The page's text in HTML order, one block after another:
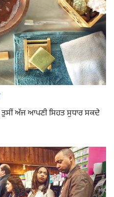
ਤੁਸੀਂ ਅੱਜ ਆਪਣੀ ਸਿਹਤ ਸੁਧਾਰ ਸਕਦੇ